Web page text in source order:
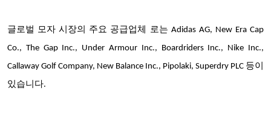
글로벌 모자 시장의 주요 공급업체 로는 Adidas AG, New Era Cap
Co., The Gap Inc., Under Armour Inc., Boardriders Inc., Nike Inc.,
Callaway Golf Company, New Balance Inc., Pipolaki, Superdry PLC 등이
있습니다.